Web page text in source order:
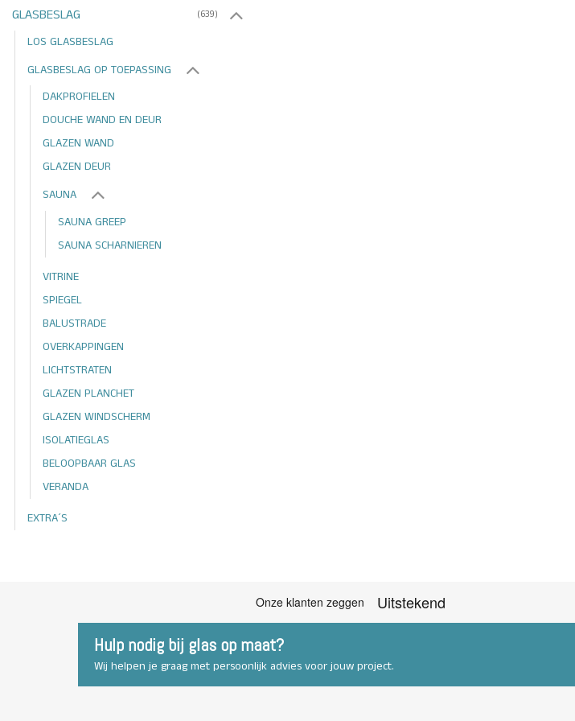
GLASBESLAG (639)
LOS GLASBESLAG
GLASBESLAG OP TOEPASSING
DAKPROFIELEN
DOUCHE WAND EN DEUR
GLAZEN WAND
GLAZEN DEUR
SAUNA
SAUNA GREEP
SAUNA SCHARNIEREN
VITRINE
SPIEGEL
BALUSTRADE
OVERKAPPINGEN
LICHTSTRATEN
GLAZEN PLANCHET
GLAZEN WINDSCHERM
ISOLATIEGLAS
BELOOPBAAR GLAS
VERANDA
EXTRA´S
Hulp nodig bij glas op maat?
Wij helpen je graag met persoonlijk advies voor jouw project.